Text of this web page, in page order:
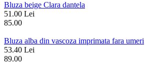
Bluza beige Clara dantela
51.00 Lei
85.00
Bluza alba din vascoza imprimata fara umeri
53.40 Lei
89.00